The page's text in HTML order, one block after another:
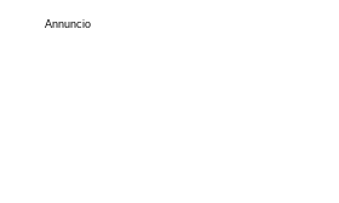
Annuncio